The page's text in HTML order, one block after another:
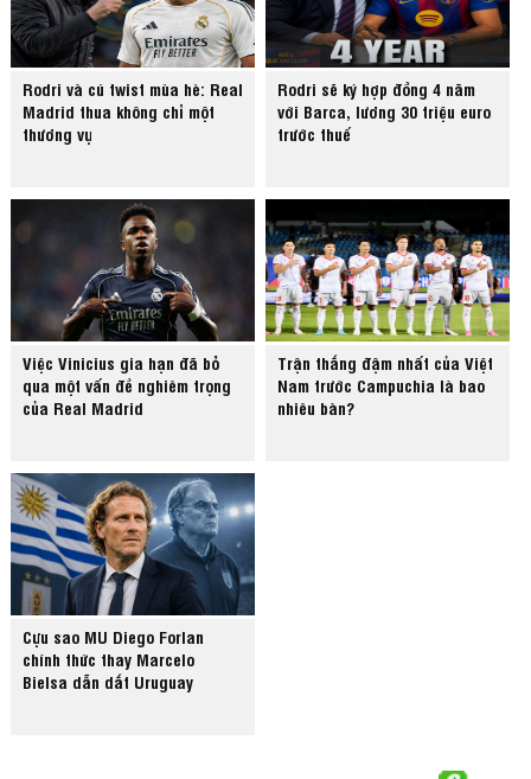
Rodri và cú twist mùa hè: Real
Madrid thua không chỉ một
thương vụ
Rodri sẽ ký hợp đồng 4 năm
với Barca, lương 30 triệu euro
trước thuế
Việc Vinicius gia hạn đã bỏ
qua một vấn đề nghiêm trọng
của Real Madrid
Trận thắng đậm nhất của Việt
Nam trước Campuchia là bao
nhiêu bàn?
Cựu sao MU Diego Forlan
chính thức thay Marcelo
Bielsa dẫn dắt Uruguay